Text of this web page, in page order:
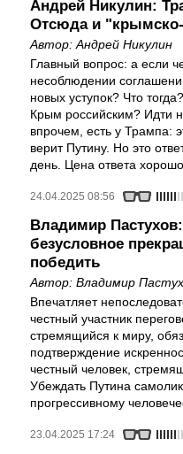
Андрей Никулин:
Отсюда и
Автор: Андрей Никулин
Главный вопрос: а если
несоблюдении
новых уступок? Что
Крым российским? Идти
впрочем, есть у Трампа:
верит Путину. Но это
день. Цена ответа
24.04.2025 08:56
Владимир
безусловное
победить
Автор: Владимир
Впечатляет
честный участник
стремящийся к миру,
подтверждение
честный человек,
Убеждать Путина
прогрессивному
23.04.2025 17:24